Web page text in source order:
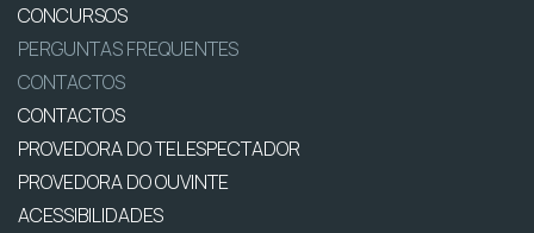
CONCURSOS
PERGUNTAS FREQUENTES
CONTACTOS
CONTACTOS
PROVEDORA DO TELESPECTADOR
PROVEDORA DO OUVINTE
ACESSIBILIDADES